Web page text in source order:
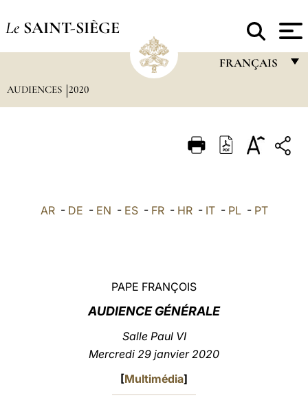
Le SAINT-SIÈGE
FRANÇAIS
ITALIANO
中文
AUDIENCES 2020
AR- DE - EN - ES- FR- HR- IT- PL- PT
PAPE FRANÇOIS
AUDIENCE GÉNÉRALE
Salle Paul VI
Mercredi 29 janvier 2020
[Multimédia]